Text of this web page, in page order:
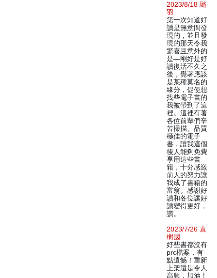
2023/8/18 璐
羽
第一次知道好
讀是無意間發
現的，並且發
現的那天令我
驚喜且意外的
是—剛好是好
讀復活不久之
後，覺著應該
是某種莫名的
緣分，促使想
找些電子書的
我被帶到了這
裡。這裡有著
各位前輩們辛
苦掃描、品質
極佳的電子
書，讓我這個
後人能夠免費
享用這些書
籍，十分感激
前人的努力讓
我成了書籍的
富翁。感謝好
讀和各位讓好
讀變得更好，
讚。
2023/7/26 袁
樹國
好些書都沒有
prc檔案，有
點遺憾！重新
上架還是令人
高興，加油！